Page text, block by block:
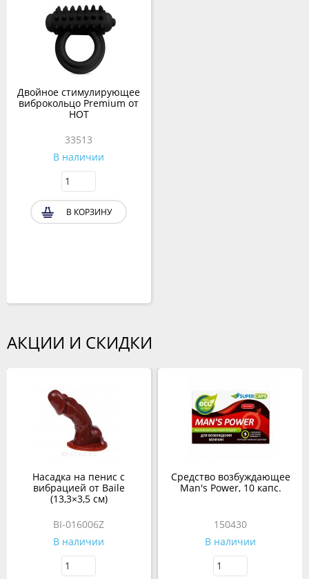
Двойное стимулирующее
виброкольцо Premium от
HOT
33513
В наличии
В КОРЗИНУ
АКЦИИ И СКИДКИ
Насадка на пенис с
вибрацией от Baile
(13,3×3,5 см)
BI-016006Z
В наличии
Средство возбуждающее
Man's Power, 10 капс.
150430
В наличии